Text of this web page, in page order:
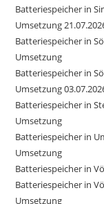
Batteriespeicher in
Umsetzung
Batteriespeicher in
Umsetzung
Batteriespeicher in
Umsetzung
Batteriespeicher in
Umsetzung
Batteriespeicher in
Umsetzung
Batteriespeicher in
Batteriespeicher in
Umsetzung